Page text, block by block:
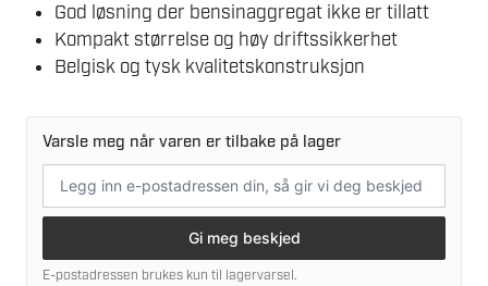
God løsning der bensinaggregat ikke er tillatt
Kompakt størrelse og høy driftssikkerhet
Belgisk og tysk kvalitetskonstruksjon
Varsle meg når varen er tilbake på lager
postadresse
Gi meg beskjed
E-postadressen brukes kun til lagervarsel.